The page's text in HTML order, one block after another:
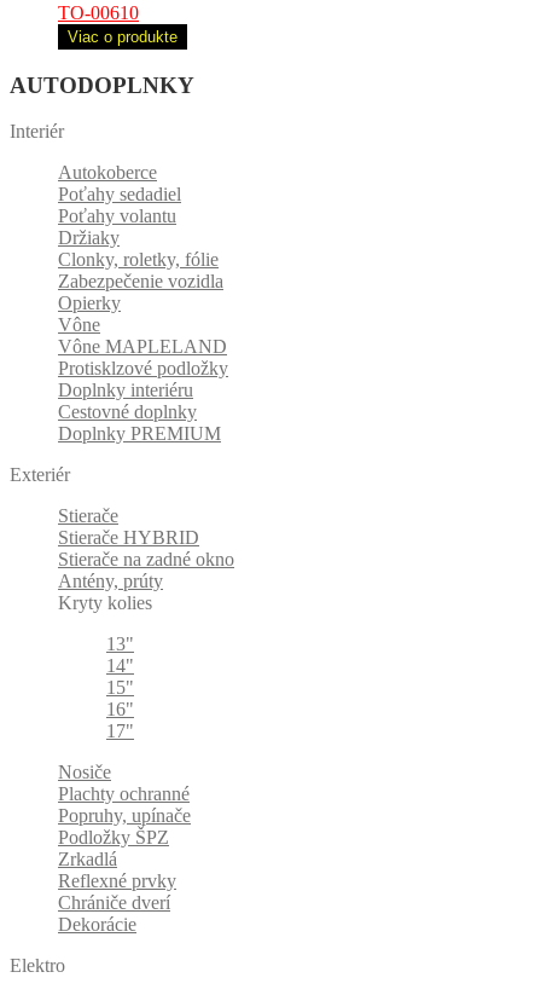
TO-00610
Viac o produkte
AUTODOPLNKY
Interiér
Autokoberce
Poťahy sedadiel
Poťahy volantu
Držiaky
Clonky, roletky, fólie
Zabezpečenie vozidla
Opierky
Vône
Vône MAPLELAND
Protisklzové podložky
Doplnky interiéru
Cestovné doplnky
Doplnky PREMIUM
Exteriér
Stierače
Stierače HYBRID
Stierače na zadné okno
Antény, prúty
Kryty kolies
13"
14"
15"
16"
17"
Nosiče
Plachty ochranné
Popruhy, upínače
Podložky ŠPZ
Zrkadlá
Reflexné prvky
Chrániče dverí
Dekorácie
Elektro